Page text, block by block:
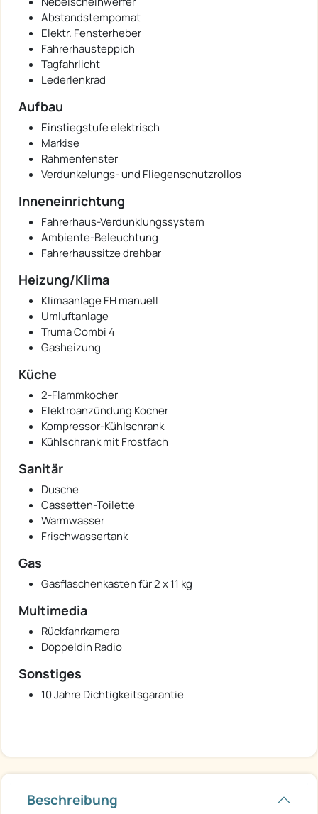
Abstandstempomat
Elektr. Fensterheber
Fahrerhausteppich
Tagfahrlicht
Lederlenkrad
Aufbau
Einstiegstufe elektrisch
Markise
Rahmenfenster
Verdunkelungs- und Fliegenschutzrollos
Inneneinrichtung
Fahrerhaus-Verdunklungssystem
Ambiente-Beleuchtung
Fahrerhaussitze drehbar
Heizung/Klima
Klimaanlage FH manuell
Umluftanlage
Truma Combi 4
Gasheizung
Küche
2-Flammkocher
Elektroanzündung Kocher
Kompressor-Kühlschrank
Kühlschrank mit Frostfach
Sanitär
Dusche
Cassetten-Toilette
Warmwasser
Frischwassertank
Gas
Gasflaschenkasten für 2 x 11 kg
Multimedia
Rückfahrkamera
Doppeldin Radio
Sonstiges
10 Jahre Dichtigkeitsgarantie
Beschreibung